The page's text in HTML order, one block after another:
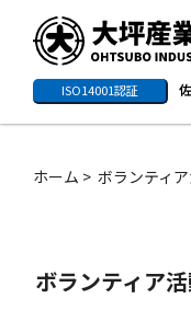
ISO14001認証
ホーム ボランティ
ボランティア